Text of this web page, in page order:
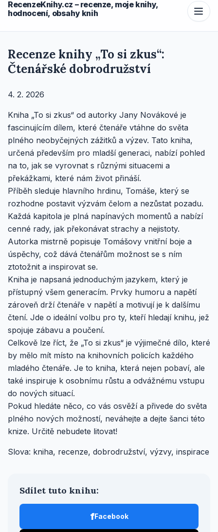
RecenzeKnihy.cz – recenze, moje knihy,
hodnocení, obsahy knih
Recenze knihy „To si zkus“:
Čtenářské dobrodružství
4. 2. 2026
Kniha „To si zkus“ od autorky Jany Novákové je
fascinujícím dílem, které čtenáře vtáhne do světa
plného neobyčejných zážitků a výzev. Tato kniha,
určená především pro mladší generaci, nabízí pohled
na to, jak se vyrovnat s různými situacemi a
překážkami, které nám život přináší.
Příběh sleduje hlavního hrdinu, Tomáše, který se
rozhodne postavit výzvám čelom a nezůstat pozadu.
Každá kapitola je plná napínavých momentů a nabízí
cenné rady, jak překonávat strachy a nejistoty.
Autorka mistrně popisuje Tomášovy vnitřní boje a
úspěchy, což dává čtenářům možnost se s ním
ztotožnit a inspirovat se.
Kniha je napsaná jednoduchým jazykem, který je
přístupný všem generacím. Prvky humoru a napětí
zároveň drží čtenáře v napětí a motivují je k dalšímu
čtení. Jde o ideální volbu pro ty, kteří hledají knihu, jež
spojuje zábavu a poučení.
Celkově lze říct, že „To si zkus“ je výjimečné dílo, které
by mělo mít místo na knihovních policích každého
mladého čtenáře. Je to kniha, která nejen pobaví, ale
také inspiruje k osobnímu růstu a odvážnému vstupu
do nových situací.
Pokud hledáte něco, co vás osvěží a přivede do světa
plného nových možností, neváhejte a dejte šanci této
knize. Určitě nebudete litovat!
Slova: kniha, recenze, dobrodružství, výzvy, inspirace
Sdílet tuto knihu:
fFacebook